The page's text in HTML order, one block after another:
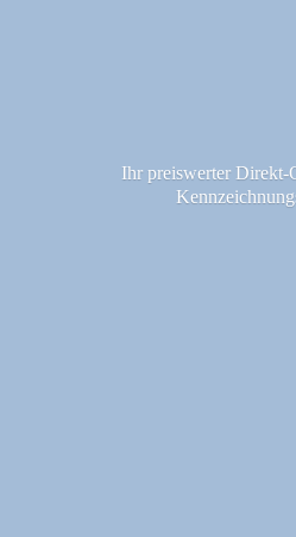
Ihr preiswerter Direkt-